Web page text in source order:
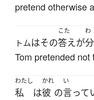
pretend otherwise
トムはその
こた
答えが
わ
Tom pretended
わたし
私 は
かれ
彼 の
い
言って